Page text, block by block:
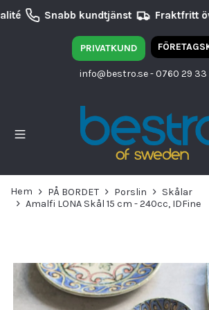
Snabb kundtjänst Fraktfritt
PRIVATKUND
info@bestro.se- 0760 29 33
Hem PÅ BORDET Porslin
Skålar
Amalfi LONA Skål 15 cm - 240cc, IDFine